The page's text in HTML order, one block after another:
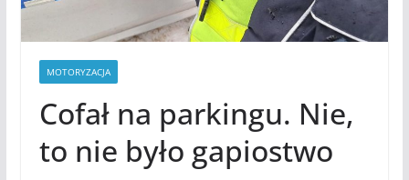
MOTORYZACJA
Cofał na parkingu. Nie,
to nie było gapiostwo